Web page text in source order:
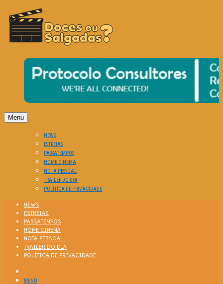
DOCES OU SALGADAS?
O Cinema? Uma Paixão!!
Menu
NEWS
ESTREIAS
PASSATEMPOS
HOME CINEMA
NOTA PESSOAL
TRAILER DO DIA
POLÍTICA DE PRIVACIDADE
NEWS
ESTREIAS
PASSATEMPOS
HOME CINEMA
NOTA PESSOAL
TRAILER DO DIA
POLÍTICA DE PRIVACIDADE
MENU